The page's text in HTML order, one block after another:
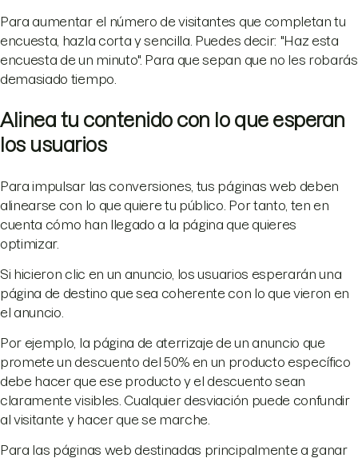
Para aumentar el número de visitantes que completan tu
encuesta, hazla corta y sencilla. Puedes decir: "Haz esta
encuesta de un minuto". Para que sepan que no les robarás
demasiado tiempo.
Alinea tu contenido con lo que esperan
los usuarios
Para impulsar las conversiones, tus páginas web deben
alinearse con lo que quiere tu público. Por tanto, ten en
cuenta cómo han llegado a la página que quieres
optimizar.
Si hicieron clic en un anuncio, los usuarios esperarán una
página de destino que sea coherente con lo que vieron en
el anuncio.
Por ejemplo, la página de aterrizaje de un anuncio que
promete un descuento del 50% en un producto específico
debe hacer que ese producto y el descuento sean
claramente visibles. Cualquier desviación puede confundir
al visitante y hacer que se marche.
Para las páginas web destinadas principalmente a ganar